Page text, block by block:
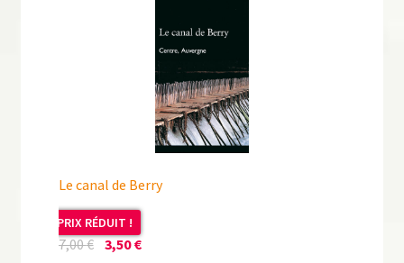
Le canal de Berry
PRIX RÉDUIT !
7,00€Le3,50€Le